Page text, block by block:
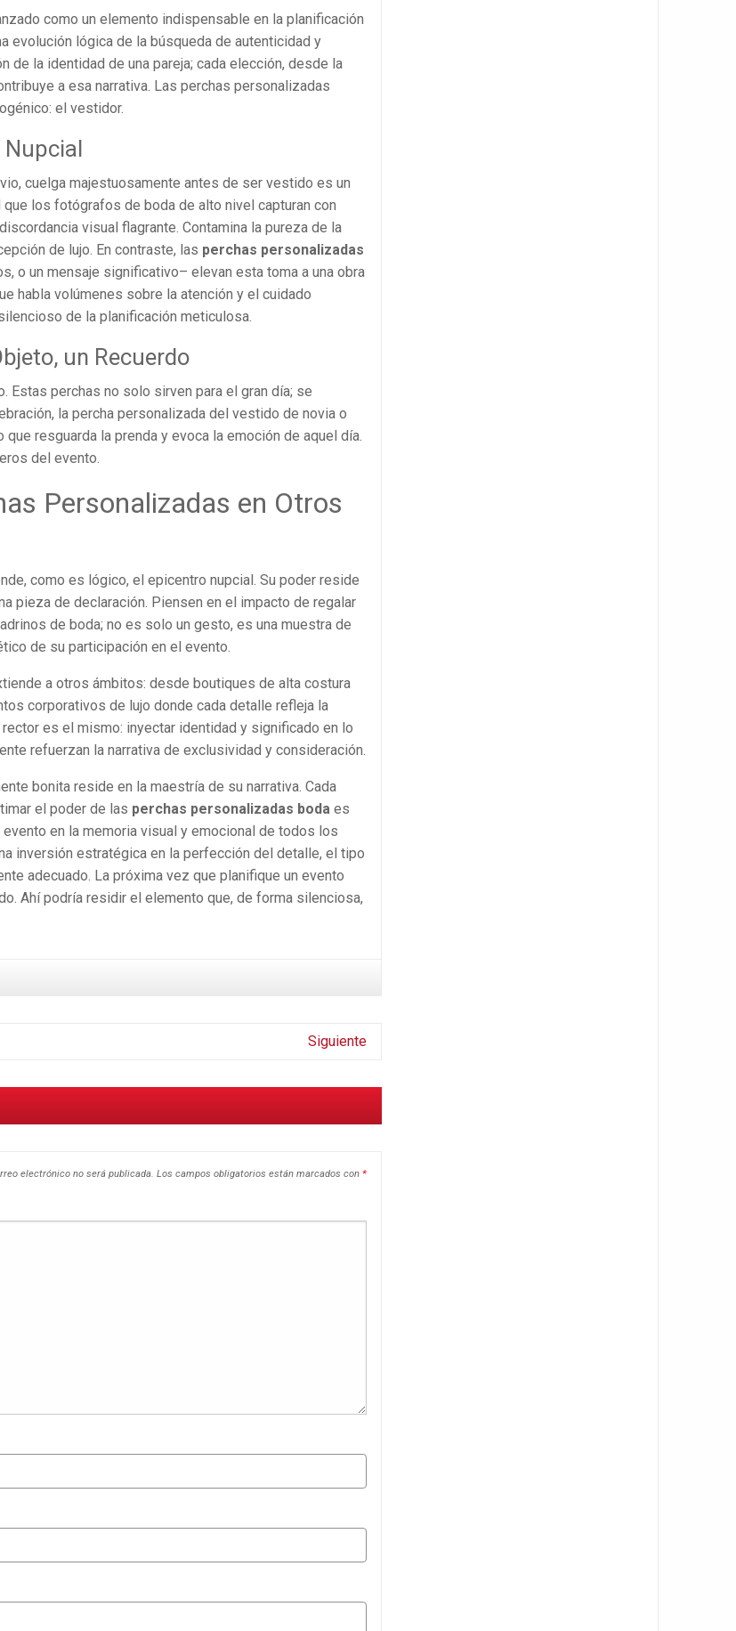
como un elemento indispensable en la planificación
evolución lógica de la búsqueda de autenticidad y
de la identidad de una pareja; cada elección, desde la
a esa narrativa. Las perchas personalizadas
el vestidor.
Nupcial
cuelga majestuosamente antes de ser vestido es un
los fotógrafos de boda de alto nivel capturan con
visual flagrante. Contamina la pureza de la
de lujo. En contraste, las perchas personalizadas
o un mensaje significativo– elevan esta toma a una obra
habla volúmenes sobre la atención y el cuidado
de la planificación meticulosa.
un Recuerdo
perchas no solo sirven para el gran día; se
la percha personalizada del vestido de novia o
resguarda la prenda y evoca la emoción de aquel día.
del evento.
Personalizadas en Otros
como es lógico, el epicentro nupcial. Su poder reside
pieza de declaración. Piensen en el impacto de regalar
de boda; no es solo un gesto, es una muestra de
de su participación en el evento.
a otros ámbitos: desde boutiques de alta costura
corporativos de lujo donde cada detalle refleja la
es el mismo: inyectar identidad y significado en lo
refuerzan la narrativa de exclusividad y consideración.
bonita reside en la maestría de su narrativa. Cada
el poder de las perchas personalizadas boda es
en la memoria visual y emocional de todos los
inversión estratégica en la perfección del detalle, el tipo
adecuado. La próxima vez que planifique un evento
Ahí podría residir el elemento que, de forma silenciosa,
Siguiente
electrónico no será publicada. Los campos obligatorios están marcados con *